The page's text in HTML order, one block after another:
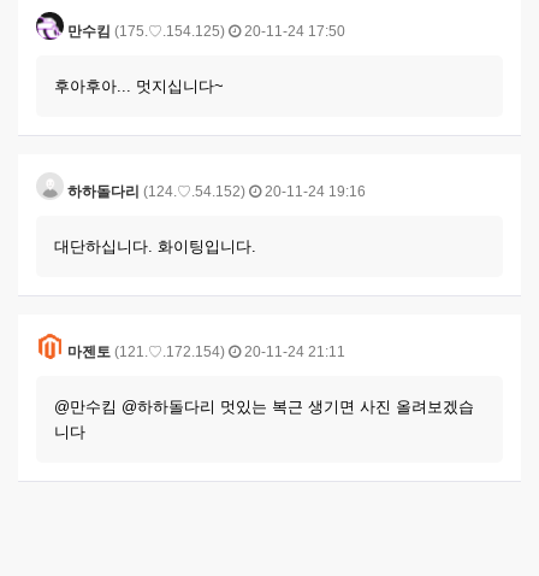
만수킴 (175.♡.154.125) 20-11-24 17:50
후아후아... 멋지십니다~
하하돌다리 (124.♡.54.152) 20-11-24 19:16
대단하십니다. 화이팅입니다.
마젠토 (121.♡.172.154) 20-11-24 21:11
@만수킴 @하하돌다리 멋있는 복근 생기면 사진 올려보겠습
니다